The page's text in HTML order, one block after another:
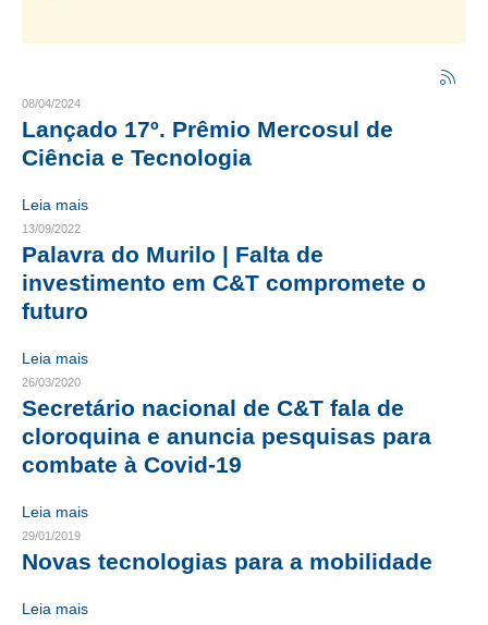
CONSELHO TECNOLÓGICO
HISTÓRICO E ATUAÇÃO
COMPOSIÇÃO
CONSELHOS ASSESSORES
TRANSPARÊNCIA
JURÍDICO
CONSULTORIA
ACORDOS, CONVENÇÕES E DISSÍDIOS
CONTRIBUIÇÕES
CONTRIBUIÇÃO ASSISTENCIAL
08/04/2024
Lançado 17º. Prêmio Mercosul de
Ciência e Tecnologia
Leia mais
13/09/2022
Palavra do Murilo | Falta de
investimento em C&T compromete o
futuro
Leia mais
26/03/2020
Secretário nacional de C&T fala de
cloroquina e anuncia pesquisas para
combate à Covid-19
Leia mais
29/01/2019
Novas tecnologias para a mobilidade
Leia mais